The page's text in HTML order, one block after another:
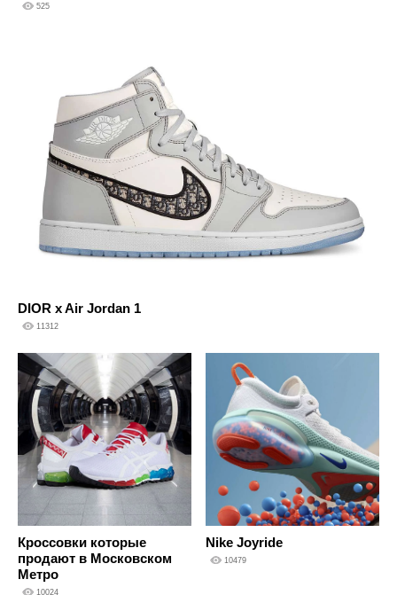
525
DIOR x Air Jordan 1
11312
Кроссовки которые
продают в Московском
Метро
10024
Nike Joyride
10479